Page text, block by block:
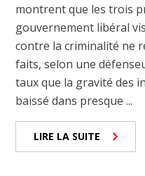
montrent que les trois
gouvernement libéral
contre la criminalité ne
faits, selon une
taux que la gravité des
baissé dans presque ...
LIRE LA SUITE